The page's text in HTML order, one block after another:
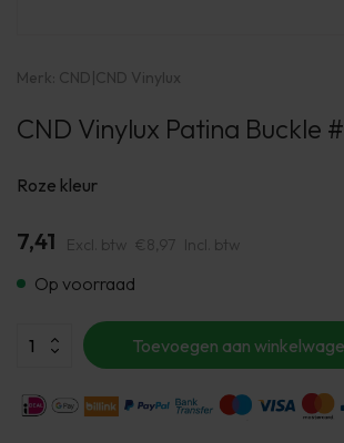
Merk: CND|CND Vinylux
CND Vinylux Patina Buckle
Roze kleur
7,41 Excl. btw €8,97 Incl. btw
Op voorraad
Toevoegen aan